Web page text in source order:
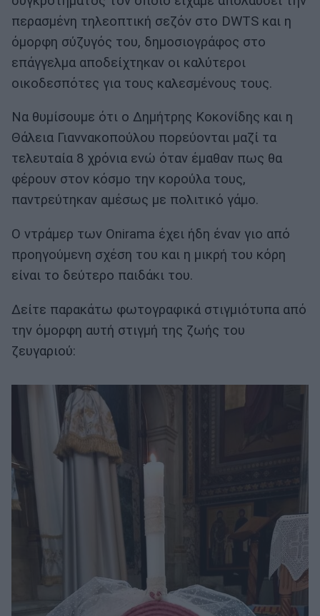
περασμένη τηλεοπτική σεζόν στο DWTS και η
όμορφη σύζυγός του, δημοσιογράφος στο
επάγγελμα αποδείχτηκαν οι καλύτεροι
οικοδεσπότες για τους καλεσμένους τους.
Να θυμίσουμε ότι ο Δημήτρης Κοκονίδης και η
Θάλεια Γιαννακοπούλου πορεύονται μαζί τα
τελευταία 8 χρόνια ενώ όταν έμαθαν πως θα
φέρουν στον κόσμο την κορούλα τους,
παντρεύτηκαν αμέσως με πολιτικό γάμο.
Ο ντράμερ των Οnirama έχει ήδη έναν γιο από
προηγούμενη σχέση του και η μικρή του κόρη
είναι το δεύτερο παιδάκι του.
Δείτε παρακάτω φωτογραφικά στιγμιότυπα από
την όμορφη αυτή στιγμή της ζωής του
ζευγαριού: